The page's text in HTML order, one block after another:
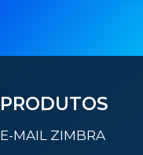
PRODUTOS
E-MAIL ZIMBRA